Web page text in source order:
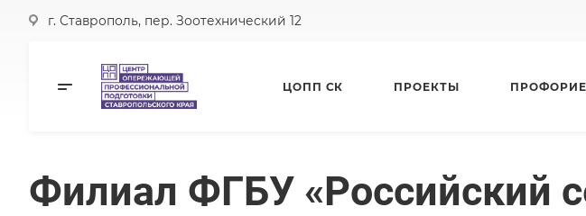
г. Ставрополь, пер. Зоотехнический 12
ЦОПП СК ПРОЕКТЫ
Филиал ФГБУ «Российский